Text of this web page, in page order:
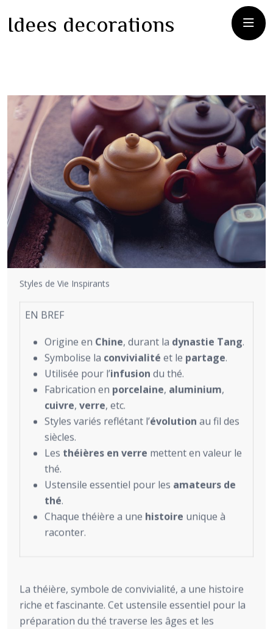
Idees decorations
Styles de Vie Inspirants
EN BREF
Origine en Chine, durant la dynastie Tang.
Symbolise la convivialité et le partage.
Utilisée pour l’infusion du thé.
Fabrication en porcelaine, aluminium,
cuivre, verre, etc.
Styles variés reflétant l’évolution au fil des
siècles.
Les théières en verre mettent en valeur le
thé.
Ustensile essentiel pour les amateurs de
thé.
Chaque théière a une histoire unique à
raconter.
La théière, symbole de convivialité, a une histoire
riche et fascinante. Cet ustensile essentiel pour la
préparation du thé traverse les âges et les